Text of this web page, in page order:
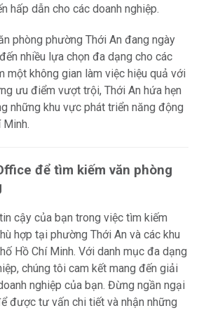
hấp dẫn cho các doanh nghiệp.
phòng phường Thới An đang ngày
nhiều lựa chọn đa dạng cho các
một không gian làm việc hiệu quả với
ưu điểm vượt trội, Thới An hứa hẹn
những khu vực phát triển năng động
Minh.
để tìm kiếm văn phòng
cậy của bạn trong việc tìm kiếm
hợp tại phường Thới An và các khu
Hồ Chí Minh. Với danh mục đa dạng
chúng tôi cam kết mang đến giải
nghiệp của bạn. Đừng ngần ngại
được tư vấn chi tiết và nhận những